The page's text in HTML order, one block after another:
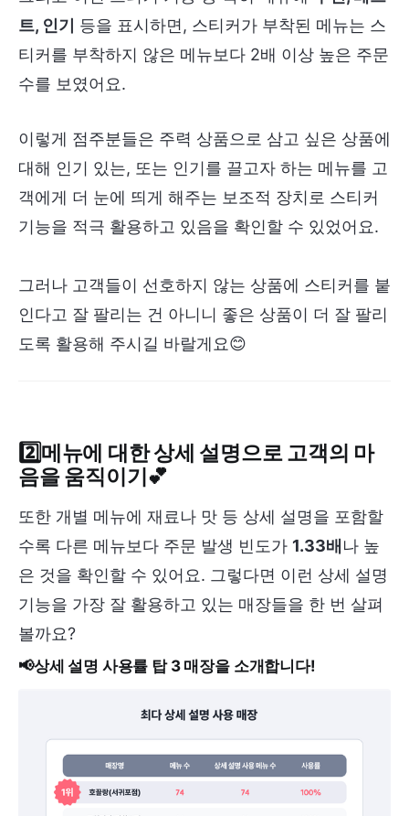
트, 인기
등을 표시하면, 스티커가 부착된 메뉴는 스
티커를 부착하지 않은 메뉴보다 2배 이상 높은 주문
수를 보였어요.
이렇게 점주분들은 주력 상품으로 삼고 싶은 상품에
대해 인기 있는, 또는 인기를 끌고자 하는 메뉴를 고
객에게 더 눈에 띄게 해주는 보조적 장치로 스티커
기능을 적극 활용하고 있음을 확인할 수 있었어요.
그러나 고객들이 선호하지 않는 상품에 스티커를 붙
인다고 잘 팔리는 건 아니니 좋은 상품이 더 잘 팔리
도록 활용해 주시길 바랄게요😊
2️⃣메뉴에 대한 상세 설명으로 고객의 마
음을 움직이기💕
또한 개별 메뉴에 재료나 맛 등 상세 설명을 포함할
수록 다른 메뉴보다 주문 발생 빈도가 1.33배나 높
은 것을 확인할 수 있어요. 그렇다면 이런 상세 설명
기능을 가장 잘 활용하고 있는 매장들을 한 번 살펴
볼까요?
📢상세 설명 사용률 탑 3 매장을 소개합니다!